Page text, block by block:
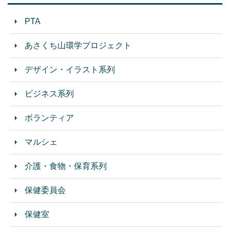
PTA
あさくち山環学プロジェクト
デザイン・イラスト系列
ビジネス系列
ボランティア
マルシェ
介護・食物・保育系列
保健委員会
保健室